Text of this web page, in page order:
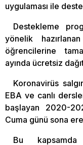
uygulaması ile
Destekleme
yönelik
öğrencilerine
ayında ücretsiz
Koronavirüs
EBA ve canlı
başlayan 2020-
Cuma günü sona
Bu